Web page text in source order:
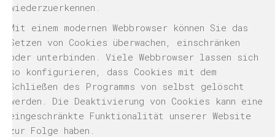
wiederzuerkennen.
Mit einem modernen Webbrowser können Sie das
Setzen von Cookies überwachen, einschränken
oder unterbinden. Viele Webbrowser lassen sich
so konfigurieren, dass Cookies mit dem
Schließen des Programms von selbst gelöscht
werden. Die Deaktivierung von Cookies kann eine
eingeschränkte Funktionalität unserer Website
zur Folge haben.